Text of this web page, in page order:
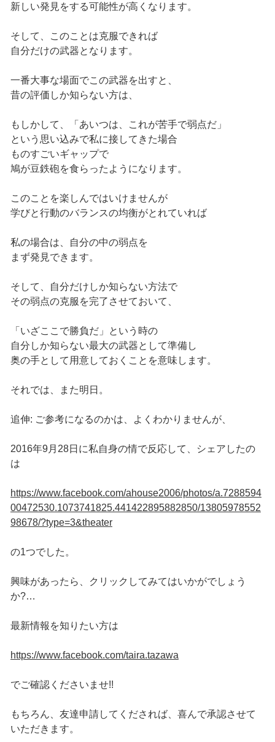
新しい発見をする可能性が高くなります。
そして、このことは克服できれば
自分だけの武器となります。
一番大事な場面でこの武器を出すと、
昔の評価しか知らない方は、
もしかして、「あいつは、これが苦手で弱点だ」
という思い込みで私に接してきた場合
ものすごいギャップで
鳩が豆鉄砲を食らったようになります。
このことを楽しんではいけませんが
学びと行動のバランスの均衡がとれていれば
私の場合は、自分の中の弱点を
まず発見できます。
そして、自分だけしか知らない方法で
その弱点の克服を完了させておいて、
「いざここで勝負だ」という時の
自分しか知らない最大の武器として準備し
奥の手として用意しておくことを意味します。
それでは、また明日。
追伸: ご参考になるのかは、よくわかりませんが、
2016年9月28日に私自身の情で反応して、シェアしたの
は
https://www.facebook.com/ahouse2006/photos/a.7288594
00472530.1073741825.441422895882850/13805978552
98678/?type=3&theater
の1つでした。
興味があったら、クリックしてみてはいかがでしょう
か?…
最新情報を知りたい方は
https://www.facebook.com/taira.tazawa
でご確認くださいませ!!
もちろん、友達申請してくだされば、喜んで承認させて
いただきます。